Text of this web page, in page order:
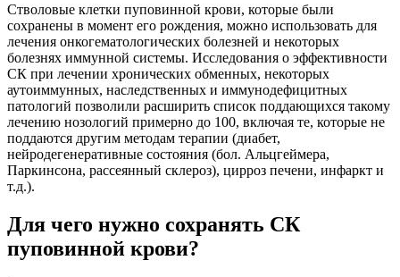
Стволовые клетки пуповинной крови, которые были
сохранены в момент его рождения, можно использовать для
лечения онкогематологических болезней и некоторых
болезнях иммунной системы. Исследования о эффективности
СК при лечении хронических обменных, некоторых
аутоиммунных, наследственных и иммунодефицитных
патологий позволили расширить список поддающихся такому
лечению нозологий примерно до 100, включая те, которые не
поддаются другим методам терапии (диабет,
нейродегенеративные состояния (бол. Альцгеймера,
Паркинсона, рассеянный склероз), цирроз печени, инфаркт и
т.д.).
Для чего нужно сохранять СК
пуповинной крови?